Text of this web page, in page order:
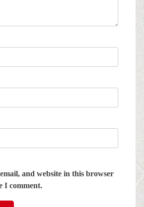
and website in this browser
I comment.